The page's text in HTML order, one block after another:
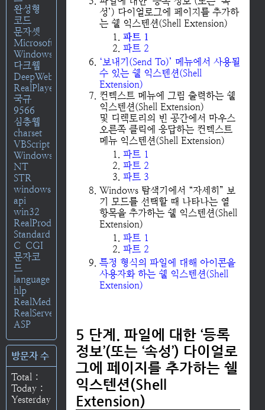
완성형
코드
문자셋
Microsoft
Windows
다크웹
DeepWeb
RealPlayer
국규
9566
심층웹
charset
VBScript
Windows
NT
STR
windows
api
win32
RealProducer
Standard
C CGI
문자코
드
language
hlp
RealMedia
RealServer
ASP
방문자 수
Total :
Today :
Yesterday :
성’) 다이얼로그에 페이지를 추가하
는 쉘 익스텐션(Shell Extension)
파트 1
파트 2
‘보내기(Send To)’ 메뉴에서 사용될
수 있는 쉘 익스텐션(Shell
Extension)
컨텍스트 메뉴에 그림 출력하는 쉘
익스텐션(Shell Extension)
및 디렉토리의 빈 공간에서 마우스
오른쪽 클릭에 응답하는 컨텍스트
메뉴 익스텐션(Shell Extension)
파트 1
파트 2
파트 3
Windows 탐색기에서 “자세히” 보
기 모드를 선택할 때 나타나는 열
항목을 추가하는 쉘 익스텐션(Shell
Extension)
파트 1
파트 2
특정 형식의 파일에 대해 아이콘을
사용자화 하는 쉘 익스텐션(Shell
Extension)
5 단계. 파일에 대한 ‘등록
정보’(또는 ‘속성’) 다이얼로
그에 페이지를 추가하는 쉘
익스텐션(Shell
Extension)